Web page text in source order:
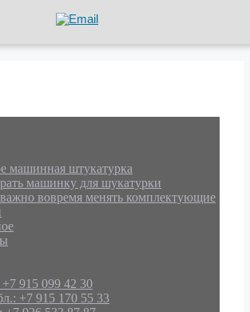
машинная штукатурка
машинку для шукатурки
вовремя менять комплектующие
915 099 42 30
+7 915 170 55 33